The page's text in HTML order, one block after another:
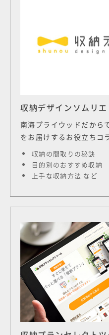
収納デザインソムリエ
南海プライウッドだから
をお届けするお役立ちコ
収納の間取りの秘訣
目的別のおすすめ収納
上手な収納方法 など